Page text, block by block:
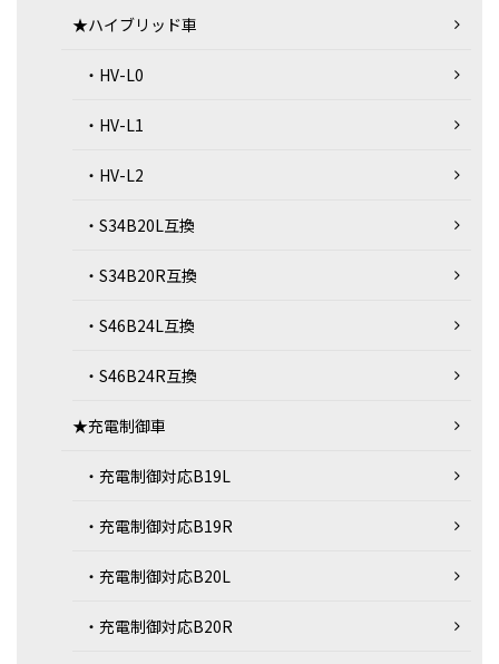
★ハイブリッド車
・HV-L0
・HV-L1
・HV-L2
・S34B20L互換
・S34B20R互換
・S46B24L互換
・S46B24R互換
★充電制御車
・充電制御対応B19L
・充電制御対応B19R
・充電制御対応B20L
・充電制御対応B20R